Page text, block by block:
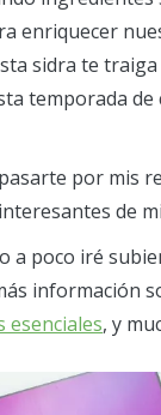
enriquecer
sidra te traiga
temporada de
por mis
de
a poco iré
información
esenciales, y